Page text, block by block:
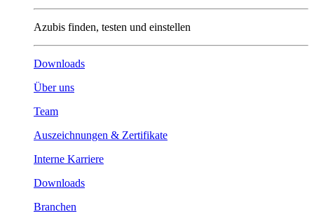
Azubis finden, testen und einstellen
Downloads
Über uns
Team
Auszeichnungen & Zertifikate
Interne Karriere
Downloads
Branchen